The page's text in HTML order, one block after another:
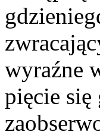
wyraźne
pięcie się